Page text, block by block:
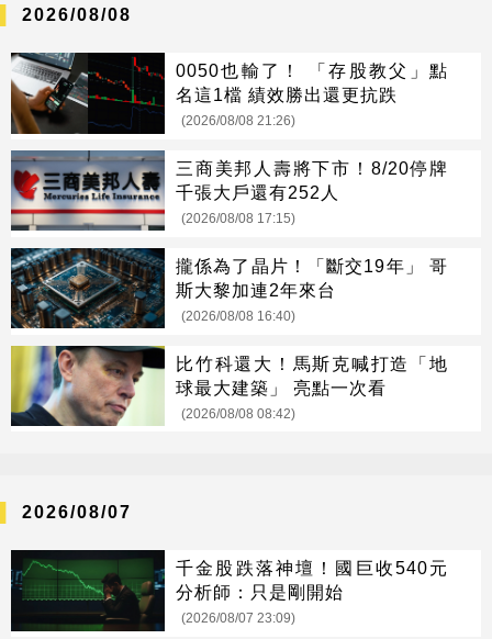
2026/08/08
0050也輸了！ 「存股教父」點
名這1檔 績效勝出還更抗跌
(2026/08/08 21:26)
三商美邦人壽將下市！8/20停牌
千張大戶還有252人
(2026/08/08 17:15)
攏係為了晶片！「斷交19年」 哥
斯大黎加連2年來台
(2026/08/08 16:40)
比竹科還大！馬斯克喊打造「地
球最大建築」 亮點一次看
(2026/08/08 08:42)
2026/08/07
千金股跌落神壇！國巨收540元
分析師：只是剛開始
(2026/08/07 23:09)